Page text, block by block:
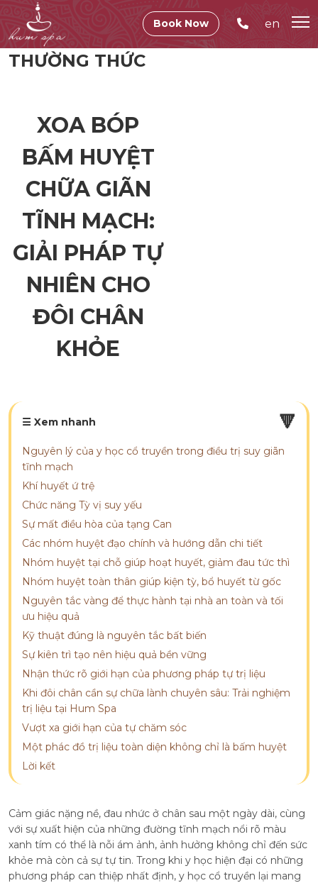
Book Now en
THƯỜNG THỨC
XOA BÓP
BẤM HUYỆT
CHỮA GIÃN
TĨNH MẠCH:
GIẢI PHÁP TỰ
NHIÊN CHO
ĐÔI CHÂN
KHỎE
☰ Xem nhanh 🔻
Nguyên lý của y học cổ truyền trong điều trị suy giãn
tĩnh mạch
Khí huyết ứ trệ
Chức năng Tỳ vị suy yếu
Sự mất điều hòa của tạng Can
Các nhóm huyệt đạo chính và hướng dẫn chi tiết
Nhóm huyệt tại chỗ giúp hoạt huyết, giảm đau tức thì
Nhóm huyệt toàn thân giúp kiện tỳ, bổ huyết từ gốc
Nguyên tắc vàng để thực hành tại nhà an toàn và tối
ưu hiệu quả
Kỹ thuật đúng là nguyên tắc bất biến
Sự kiên trì tạo nên hiệu quả bền vững
Nhận thức rõ giới hạn của phương pháp tự trị liệu
Khi đôi chân cần sự chữa lành chuyên sâu: Trải nghiệm
trị liệu tại Hum Spa
Vượt xa giới hạn của tự chăm sóc
Một phác đồ trị liệu toàn diện không chỉ là bấm huyệt
Lời kết
Cảm giác nặng nề, đau nhức ở chân sau một ngày dài, cùng
với sự xuất hiện của những đường tĩnh mạch nổi rõ màu
xanh tím có thể là nỗi ám ảnh, ảnh hưởng không chỉ đến sức
khỏe mà còn cả sự tự tin. Trong khi y học hiện đại có những
phương pháp can thiệp nhất định, y học cổ truyền lại mang